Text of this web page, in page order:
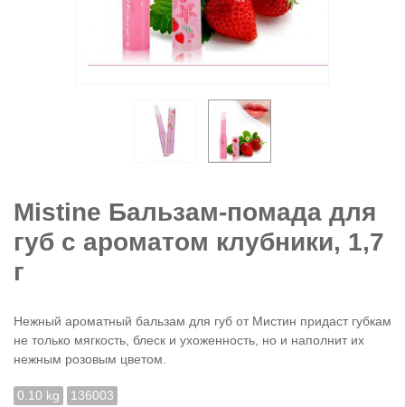
Mistine Бальзам-помада для
губ с ароматом клубники, 1,7
г
Нежный ароматный бальзам для губ от Мистин придаст губкам
не только мягкость, блеск и ухоженность, но и наполнит их
нежным розовым цветом.
0.10 kg 136003